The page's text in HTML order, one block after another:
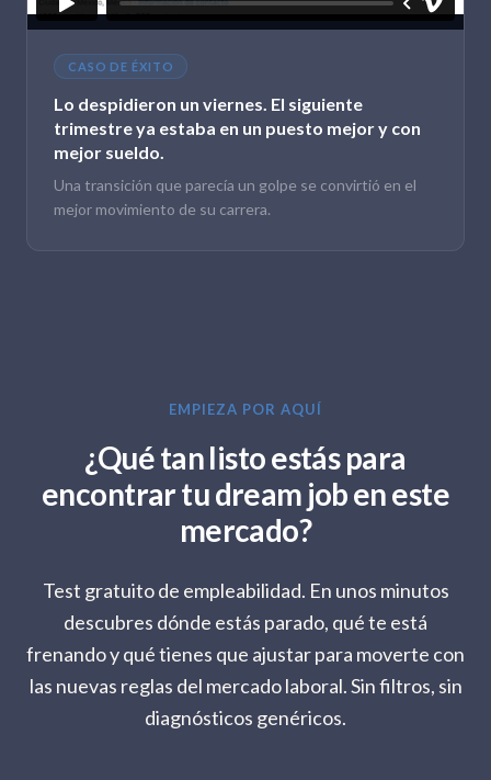
CASO DE ÉXITO
Lo despidieron un viernes. El siguiente
trimestre ya estaba en un puesto mejor y con
mejor sueldo.
Una transición que parecía un golpe se convirtió en el
mejor movimiento de su carrera.
EMPIEZA POR AQUÍ
¿Qué tan listo estás para
encontrar tu dream job en este
mercado?
Test gratuito de empleabilidad. En unos minutos
descubres dónde estás parado, qué te está
frenando y qué tienes que ajustar para moverte con
las nuevas reglas del mercado laboral. Sin filtros, sin
diagnósticos genéricos.